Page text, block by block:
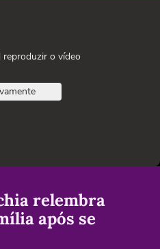
o vídeo
relembra
após se